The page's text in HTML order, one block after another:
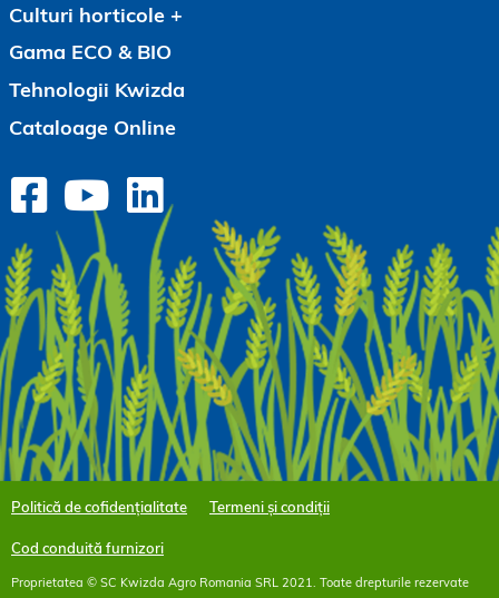
Culturi horticole
Gama ECO & BIO
Tehnologii Kwizda
Cataloage Online
Proprietatea © SC Kwizda Agro Romania SRL 2021. Toate drepturile rezervate
Politică de cofidențialitate Termeni și condiții
Cod conduită furnizori